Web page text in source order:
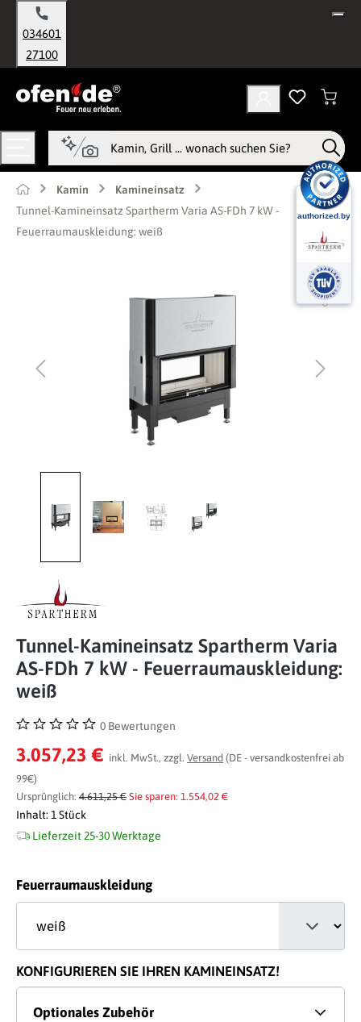
springen
034601
27100
Kamin
Kamineinsatz
Tunnel-Kamineinsatz Spartherm Varia AS-FDh 7 kW -
Feuerraumauskleidung: weiß
Tunnel-Kamineinsatz Spartherm Varia
AS-FDh 7 kW - Feuerraumauskleidung:
weiß
Durchschnittliche Bewertung von 0 von 5 Sternen
0 Bewertungen
3.057,23 € inkl. MwSt., zzgl. Versand (DE - versandkostenfrei ab
99€)
Ursprünglich: 4.611,25 € Sie sparen: 1.554,02 €
Inhalt: 1 Stück
Lieferzeit 25-30 Werktage
Feuerraumauskleidungauswählen
KONFIGURIEREN SIE IHREN KAMINEINSATZ!
Optionales Zubehör